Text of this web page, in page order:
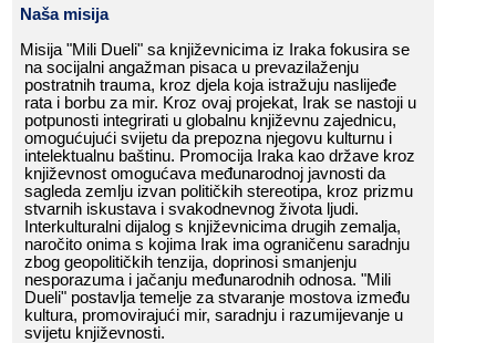
Naša​​ misija
Misija​​ "Mili​​ Dueli"​​ sa​​ književnicima​​ iz​​ Iraka​​ fokusira​​ se​​
na​​ socijalni​​ angažman​​ pisaca​​ u​​ prevazilaženju​​
postratnih​​ trauma,​​ kroz​​ djela​​ koja​​ istražuju​​ naslijeđe​​
rata​​ i​​ borbu​​ za​​ mir.​​ Kroz​​ ovaj​​ projekat,​​ Irak​​ se​​ nastoji​​ u​​
potpunosti​​ integrirati​​ u​​ globalnu​​ književnu​​ zajednicu,​​
omogućujući​​ svijetu​​ da​​ prepozna​​ njegovu​​ kulturnu​​ i​​
intelektualnu​​ baštinu.​​ Promocija​​ Iraka​​ kao​​ države​​ kroz​​
književnost​​ omogućava​​ međunarodnoj​​ javnosti​​ da​​
sagleda​​ zemlju​​ izvan​​ političkih​​ stereotipa,​​ kroz​​ prizmu​​
stvarnih​​ iskustava​​ i​​ svakodnevnog​​ života​​ ljudi.​​
Interkulturalni​​ dijalog​​ s​​ književnicima​​ drugih​​ zemalja,​​
naročito​​ onima​​ s​​ kojima​​ Irak​​ ima​​ ograničenu​​ saradnju​​
zbog​​ geopolitičkih​​ tenzija,​​ doprinosi​​ smanjenju​​
nesporazuma​​ i​​ jačanju​​ međunarodnih​​ odnosa.​​ "Mili​​
Dueli"​​ postavlja​​ temelje​​ za​​ stvaranje​​ mostova​​ između​​
kultura,​​ promovirajući​​ mir,​​ saradnju​​ i​​ razumijevanje​​ u​​
svijetu​​ književnosti.